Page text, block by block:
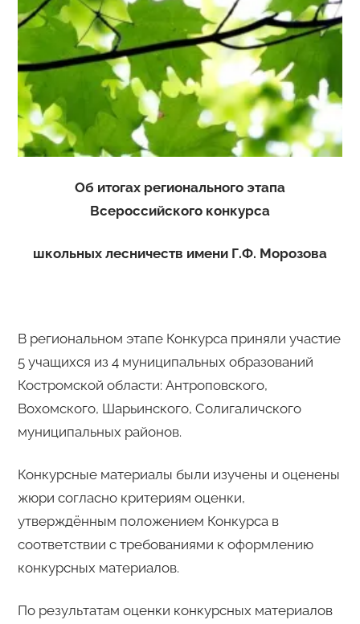
Об итогах регионального этапа
Всероссийского конкурса
школьных лесничеств имени Г.Ф. Морозова
В региональном этапе Конкурса приняли участие
5 учащихся из 4 муниципальных образований
Костромской области: Антроповского,
Вохомского, Шарьинского, Солигаличского
муниципальных районов.
Конкурсные материалы были изучены и оценены
жюри согласно критериям оценки,
утверждённым положением Конкурса в
соответствии с требованиями к оформлению
конкурсных материалов.
По результатам оценки конкурсных материалов